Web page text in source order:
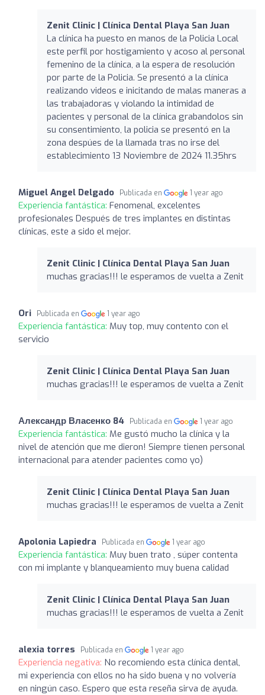
Zenit Clinic | Clínica Dental Playa San Juan
La clínica ha puesto en manos de la Policia Local
este perfil por hostigamiento y acoso al personal
femenino de la clínica, a la espera de resolución
por parte de la Policia. Se presentó a la clínica
realizando videos e inicitando de malas maneras a
las trabajadoras y violando la intimidad de
pacientes y personal de la clínica grabandolos sin
su consentimiento, la policia se presentó en la
zona despúes de la llamada tras no irse del
establecimiento 13 Noviembre de 2024 11.35hrs
Miguel Angel Delgado Publicada en 1 year ago
Experiencia fantástica: Fenomenal, excelentes
profesionales Después de tres implantes en distintas
clínicas, este a sido el mejor.
Zenit Clinic | Clínica Dental Playa San Juan
muchas gracias!!! le esperamos de vuelta a Zenit
Ori Publicada en 1 year ago
Experiencia fantástica: Muy top, muy contento con el
servicio
Zenit Clinic | Clínica Dental Playa San Juan
muchas gracias!!! le esperamos de vuelta a Zenit
Александр Власенко 84 Publicada en 1 year ago
Experiencia fantástica: Me gustó mucho la clínica y la
nivel de atención que me dieron! Siempre tienen personal
internacional para atender pacientes como yo)
Zenit Clinic | Clínica Dental Playa San Juan
muchas gracias!!! le esperamos de vuelta a Zenit
Apolonia Lapiedra Publicada en 1 year ago
Experiencia fantástica: Muy buen trato , súper contenta
con mi implante y blanqueamiento muy buena calidad
Zenit Clinic | Clínica Dental Playa San Juan
muchas gracias!!! le esperamos de vuelta a Zenit
alexia torres Publicada en 1 year ago
Experiencia negativa: No recomiendo esta clínica dental,
mi experiencia con ellos no ha sido buena y no volvería
en ningún caso. Espero que esta reseña sirva de ayuda.